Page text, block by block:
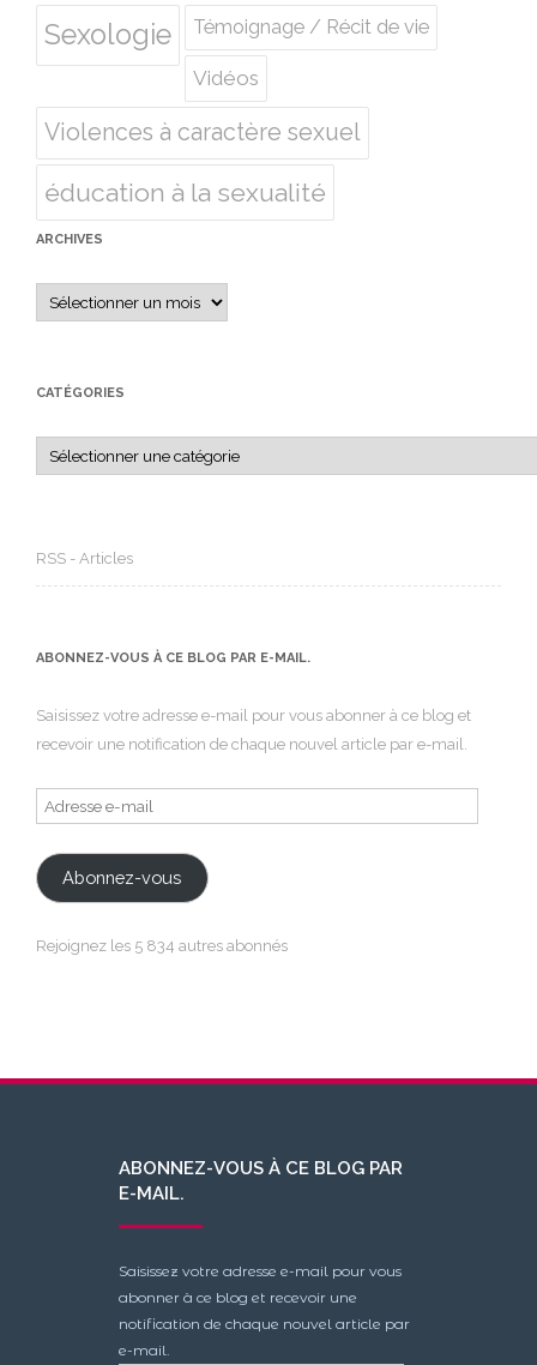
Sexologie Témoignage / Récit de vie
Vidéos
Violences à caractère sexuel
éducation à la sexualité
ARCHIVES
Archives
CATÉGORIES
Catégories
RSS - Articles
ABONNEZ-VOUS À CE BLOG PAR E-MAIL.
Saisissez votre adresse e-mail pour vous abonner à ce blog et
recevoir une notification de chaque nouvel article par e-mail.
Adresse
e-
mail
Abonnez-vous
Rejoignez les 5 834 autres abonnés
ABONNEZ-VOUS À CE BLOG PAR
E-MAIL.
Saisissez votre adresse e-mail pour vous
abonner à ce blog et recevoir une
notification de chaque nouvel article par
e-mail.